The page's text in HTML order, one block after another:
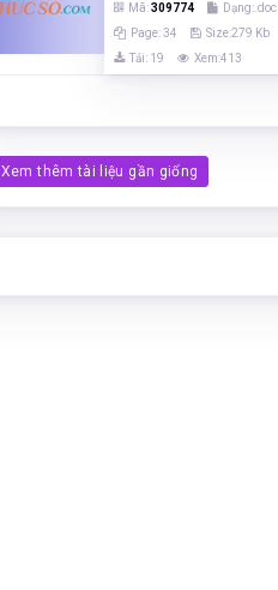
Mã:309774
Dạng:.doc
Page: 34
Size:279 Kb
Tải: 19
Xem:413
Xem thêm tài liệu gần giống